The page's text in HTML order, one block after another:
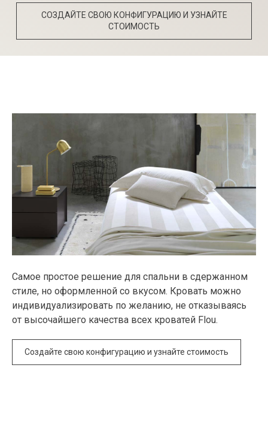
СОЗДАЙТЕ СВОЮ КОНФИГУРАЦИЮ И УЗНАЙТЕ
СТОИМОСТЬ
Самое простое решение для спальни в сдержанном
стиле, но оформленной со вкусом. Кровать можно
индивидуализировать по желанию, не отказываясь
от высочайшего качества всех кроватей Flou.
Создайте свою конфигурацию и узнайте стоимость